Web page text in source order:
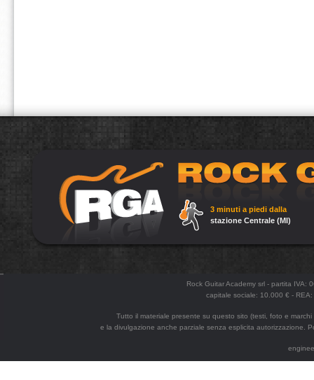
3 minuti a piedi dalla
stazione Centrale (MI)
Rock Guitar Academy srl - partita
capitale sociale: 10.000 € -
Tutto il materiale presente su questo sito (testi, foto e
e la divulgazione anche parziale senza esplicita autorizzazione.